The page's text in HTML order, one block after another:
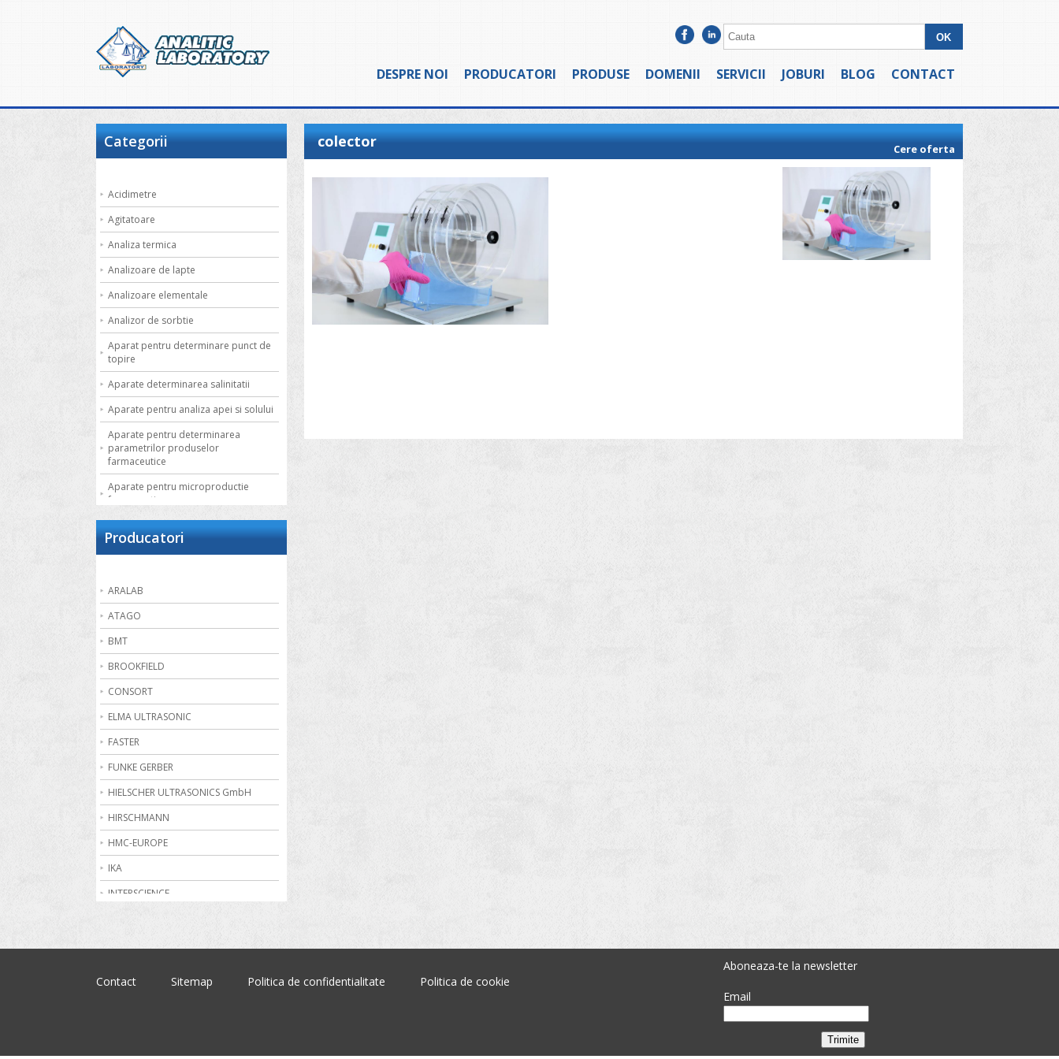
DESPRE NOI PRODUCATORI PRODUSE DOMENII SERVICII JOBURI BLOG CONTACT
Categorii
Acidimetre
Agitatoare
Analiza termica
Analizoare de lapte
Analizoare elementale
Analizor de sorbtie
Aparat pentru determinare punct de
topire
Aparate determinarea salinitatii
Aparate pentru analiza apei si solului
Aparate pentru determinarea
parametrilor produselor
farmaceutice
Aparate pentru microproductie
farmaceutica
Bai termostatate cu circulatie externa
Bai termostatate pentru aplicatii
speciale
Bai ultrasonice
Balante
Becuri de gaz
Bioreactoare
Biurete digitale
Calorimetrie
Camere climatice
Cantare electronice industriale
Centrifuge de laborator
Conductometre
Producatori
ARALAB
ATAGO
BMT
BROOKFIELD
CONSORT
ELMA ULTRASONIC
FASTER
FUNKE GERBER
HIELSCHER ULTRASONICS GmbH
HIRSCHMANN
HMC-EUROPE
IKA
INTERSCIENCE
colector Cere oferta
Contact Sitemap Politica de confidentialitate Politica de cookie
Aboneaza-te la newsletter
Email